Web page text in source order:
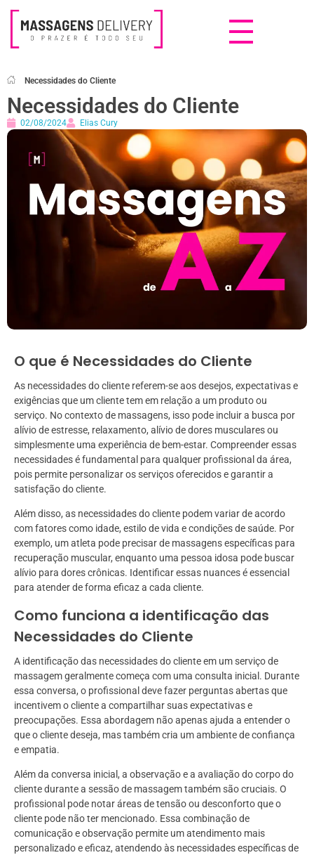
Necessidades do Cliente
Necessidades do Cliente
02/08/2024 Elias Cury
O que é Necessidades do Cliente
As necessidades do cliente referem-se aos desejos, expectativas e
exigências que um cliente tem em relação a um produto ou
serviço. No contexto de massagens, isso pode incluir a busca por
alívio de estresse, relaxamento, alívio de dores musculares ou
simplesmente uma experiência de bem-estar. Compreender essas
necessidades é fundamental para qualquer profissional da área,
pois permite personalizar os serviços oferecidos e garantir a
satisfação do cliente.
Além disso, as necessidades do cliente podem variar de acordo
com fatores como idade, estilo de vida e condições de saúde. Por
exemplo, um atleta pode precisar de massagens específicas para
recuperação muscular, enquanto uma pessoa idosa pode buscar
alívio para dores crônicas. Identificar essas nuances é essencial
para atender de forma eficaz a cada cliente.
Como funciona a identificação das
Necessidades do Cliente
A identificação das necessidades do cliente em um serviço de
massagem geralmente começa com uma consulta inicial. Durante
essa conversa, o profissional deve fazer perguntas abertas que
incentivem o cliente a compartilhar suas expectativas e
preocupações. Essa abordagem não apenas ajuda a entender o
que o cliente deseja, mas também cria um ambiente de confiança
e empatia.
Além da conversa inicial, a observação e a avaliação do corpo do
cliente durante a sessão de massagem também são cruciais. O
profissional pode notar áreas de tensão ou desconforto que o
cliente pode não ter mencionado. Essa combinação de
comunicação e observação permite um atendimento mais
personalizado e eficaz, atendendo às necessidades específicas de